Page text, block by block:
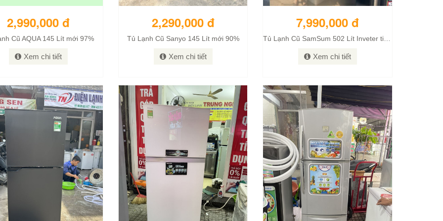
2,990,000 đ
Cũ AQUA 145 Lít mới 97%
Xem chi tiết
2,290,000 đ
Tủ Lạnh Cũ Sanyo 145 Lít mới 90%
Xem chi tiết
7,990,000 đ
Xem chi tiết